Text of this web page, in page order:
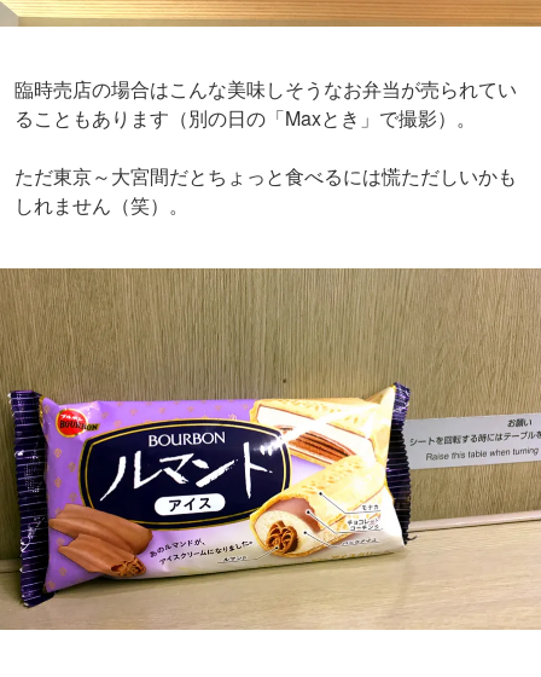
臨時売店の場合はこんな美味しそうなお弁当が売られてい
ることもあります（別の日の「Maxとき」で撮影）。
ただ東京～大宮間だとちょっと食べるには慌ただしいかも
しれません（笑）。